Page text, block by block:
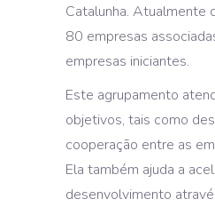
Catalunha. Atualmente
80 empresas
empresas iniciantes.
Este agrupamento
objetivos, tais como
cooperação entre as
Ela também ajuda a
desenvolvimento